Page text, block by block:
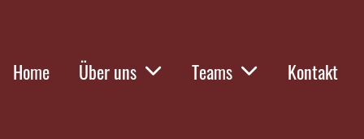
Home Über uns Teams Kontakt